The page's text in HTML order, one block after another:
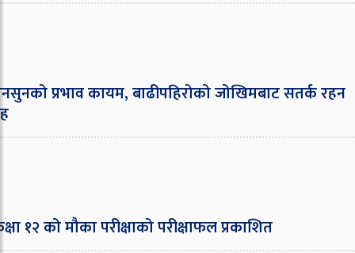
प्रभाव कायम, बाढीपहिरोको जोखिमबाट सतर्क रहन
१२ को मौका परीक्षाको परीक्षाफल प्रकाशित